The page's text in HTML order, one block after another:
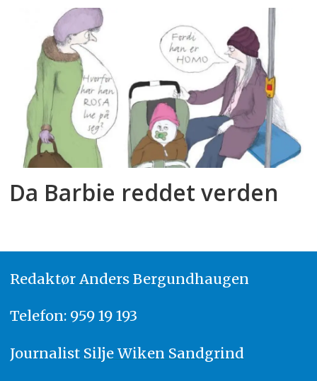
Da Barbie reddet verden
Redaktør Anders Bergundhaugen
Telefon: 959 19 193
Journalist Silje Wiken Sandgrind